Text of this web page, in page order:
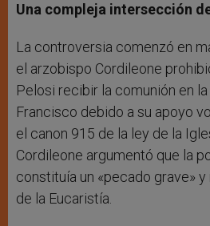
Una compleja intersección
La controversia comenzó en
el arzobispo Cordileone
Pelosi recibir la comunión en
Francisco debido a su apoyo
el canon 915 de la ley de la
Cordileone argumentó que la
constituía un «pecado grave»
de la Eucaristía.